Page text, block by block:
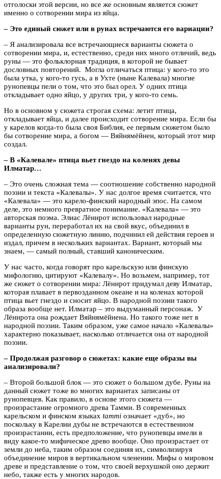
отголоски этой версии, но все же основным является сюжет
именно о сотворении мира из яйца.
– Это единый сюжет или в рунах встречаются его вариации?
– Я анализировала все встречающиеся варианты сюжета о
сотворении мира, и, естественно, среди них много отличий, ведь
руны — это фольклорная традиция, в которой не бывает
дословных повторений. Могла отличаться птица: у кого-то это
была утка, у кого-то гусь, а в Ухте (ныне Калевала) многие
рунопевцы пели о том, что это был орел. У одних птица
откладывает одно яйцо, у других три, у кого-то семь.
Но в основном у сюжета строгая схема: летит птица,
откладывает яйца, и далее происходит сотворение мира. Если бы
у карелов когда-то была своя Библия, ее первым сюжетом было
бы сотворение мира, а богом — Вяйнямёйнен, который этот мир
создал.
– В «Калевале» птица вьет гнездо на коленях девы
Илматар…
– Это очень сложная тема — соотношение собственно народной
поэзии и текста «Калевалы». У нас долгое время считается, что
«Калевала» — это карело-финский народный эпос. На самом
деле, это немного превратное понимание. «Калевала» — это
авторская поэма. Элиас Лённрот использовал народные
варианты рун, переработал их на свой вкус, объединил в
определенную сюжетную линию, подчинил ей действия героев и
издал, причем в нескольких вариантах. Вариант, который мы
знаем, — самый полный, ставший каноническим.
У нас часто, когда говорят про карельскую или финскую
мифологию, цитируют «Калевалу». Но возьмем, например, тот
же сюжет о сотворении мира: Лённрот придумал деву Илматар,
которая плавает в первозданном океане и на коленах которой
птица вьет гнездо и сносит яйцо. В народной поэзии такого
образа вообще нет. Илматар – это выдуманный персонаж. У
Лённрота она рождает Вяйнямёйнена. Но такого тоже нет в
народной поэзии. Таким образом, уже самое начало «Калевалы»
характерно показывает, насколько отличается она от народной
поэзии.
– Продолжая разговор о сюжетах: какие еще образы вы
анализировали?
– Второй большой блок — это сюжет о большом дубе. Руны на
данный сюжет тоже во многих вариантах записаны от
рунопевцев. Как правило, в основе этого сюжета —
произрастание огромного древа Тамми. В современных
карельском и финском языках tammi означает «дуб», но
поскольку в Карелии дубы не встречаются в естественном
произрастании, есть предположение, что рунопевцы имели в
виду какое-то мифическое древо вообще. Оно произрастает от
земли до неба, таким образом соединяя их, символизируя
объединение миров в вертикальном членении. Мифы о мировом
древе и представление о том, что своей верхушкой оно держит
небо, также есть у многих народов.